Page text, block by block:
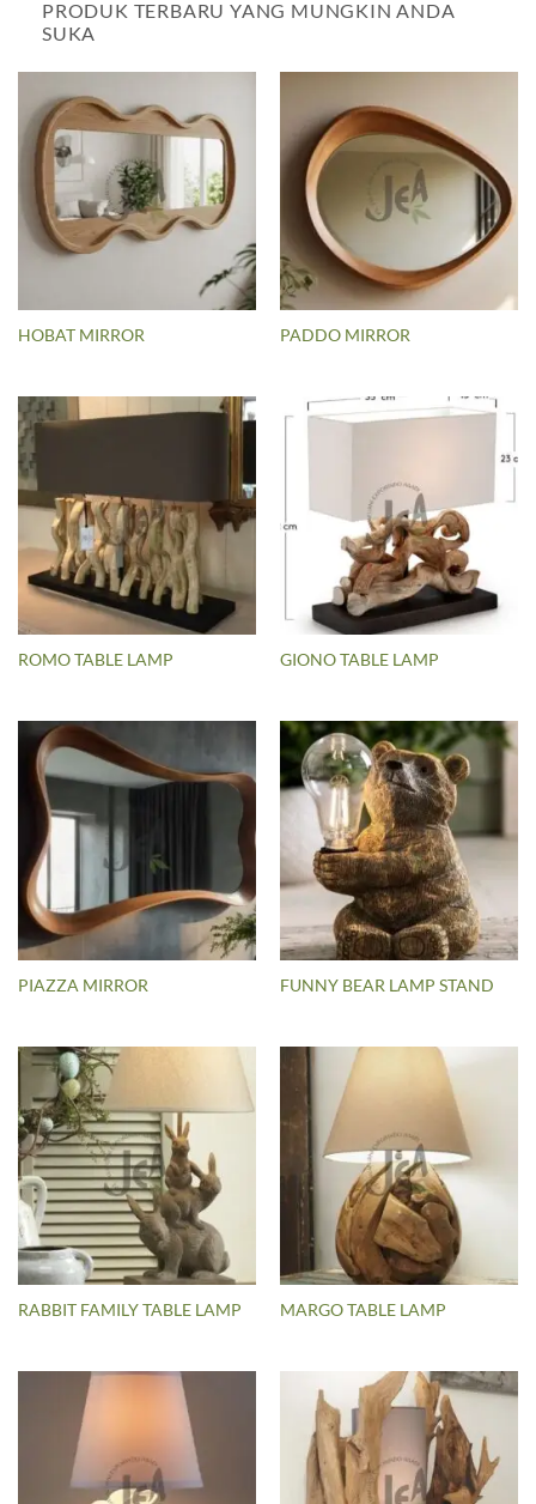
PRODUK TERBARU YANG MUNGKIN ANDA
SUKA
HOBAT MIRROR PADDO MIRROR
ROMO TABLE LAMP GIONO TABLE LAMP
PIAZZA MIRROR FUNNY BEAR LAMP STAND
RABBIT FAMILY TABLE LAMP MARGO TABLE LAMP